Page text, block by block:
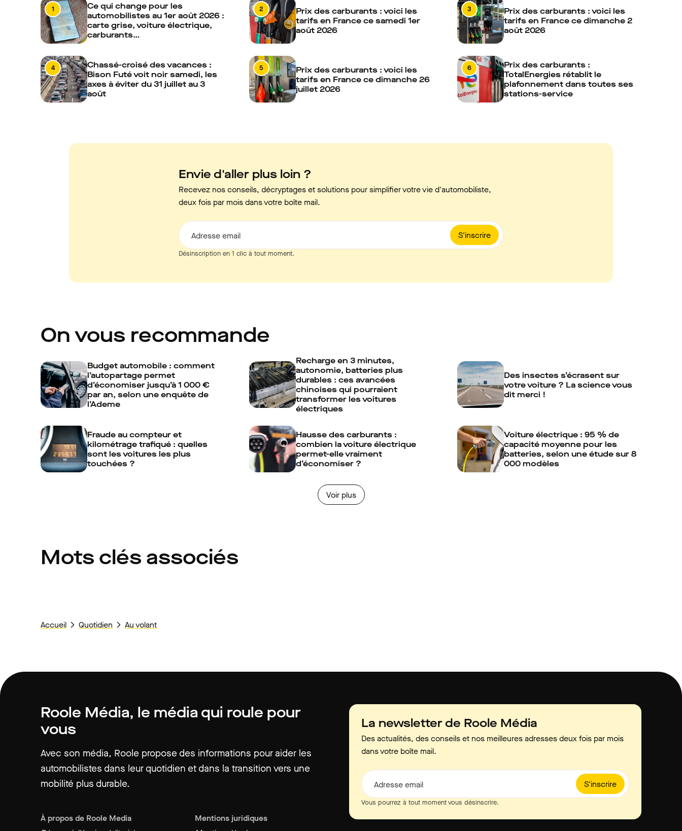
1
Ce qui change pour les
automobilistes au 1er août 2026 :
carte grise, voiture électrique,
carburants…
2
Prix des carburants : voici les
tarifs en France ce samedi 1er
août 2026
3
Prix des carburants : voici les
tarifs en France ce dimanche 2
août 2026
4
Chassé-croisé des vacances :
Bison Futé voit noir samedi, les
axes à éviter du 31 juillet au 3
août
5
Prix des carburants : voici les
tarifs en France ce dimanche 26
juillet 2026
6
Prix des carburants :
TotalEnergies rétablit le
plafonnement dans toutes ses
stations-service
Envie d'aller plus loin ?
Recevez nos conseils, décryptages et solutions pour simplifier votre vie d'automobiliste,
deux fois par mois dans votre boîte mail.
S'inscrire
Adresse email
Désinscription en 1 clic à tout moment.
On vous recommande
Budget automobile : comment
l’autopartage permet
d’économiser jusqu’à 1 000 €
par an, selon une enquête de
l’Ademe
Recharge en 3 minutes,
autonomie, batteries plus
durables : ces avancées
chinoises qui pourraient
transformer les voitures
électriques
Des insectes s’écrasent sur
votre voiture ? La science vous
dit merci !
Fraude au compteur et
kilométrage trafiqué : quelles
sont les voitures les plus
touchées ?
Hausse des carburants :
combien la voiture électrique
permet-elle vraiment
d’économiser ?
Voiture électrique : 95 % de
capacité moyenne pour les
batteries, selon une étude sur 8
000 modèles
Voir plus
Mots clés associés
Accueil Quotidien Au volant
Roole Média, le média qui roule pour
vous
Avec son média, Roole propose des informations pour aider les
automobilistes dans leur quotidien et dans la transition vers une
mobilité plus durable.
À propos de Roole Media
Mentions juridiques
La newsletter de Roole Média
Des actualités, des conseils et nos meilleures adresses deux fois par mois
dans votre boîte mail.
S'inscrire
Adresse email
Vous pourrez à tout moment vous désinscrire.